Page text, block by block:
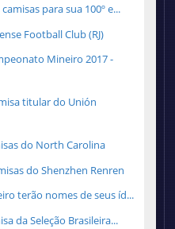
para sua 100º e...
Football Club (RJ)
Mineiro 2017 -
titular do Unión
do North Carolina
do Shenzhen Renren
terão nomes de seus íd...
da Seleção Brasileira...